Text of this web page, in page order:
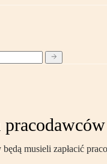
musieli zapłacić